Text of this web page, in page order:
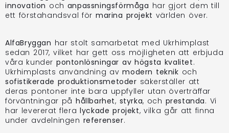
innovation och anpassningsförmåga har gjort dem till
ett förstahandsval förmarina projekt världen över.
AlfaBryggan har stolt samarbetat med Ukrhimplast
sedan 2017, vilket har gett oss möjligheten att erbjuda
våra kunder pontonlösningar av högsta kvalitet.
Ukrhimplasts användning avmodern teknik och
sofistikerade produktionsmetoder säkerställer att
deras pontoner inte bara uppfyller utan överträffar
förväntningar på hållbarhet, styrka, och prestanda. Vi
har levererat fleralyckade projekt, vilka går att finna
under avdelningen referenser.